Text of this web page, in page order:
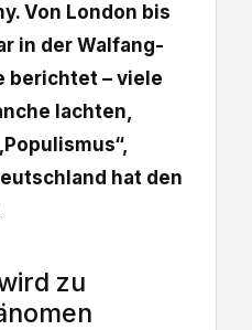
Von London bis
in der Walfang-
berichtet – viele
lachten,
hat den
zu